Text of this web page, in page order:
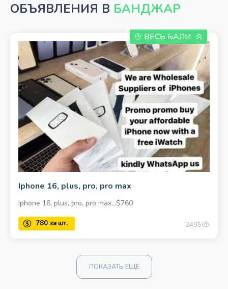
ОБЪЯВЛЕНИЯ В БАНДЖАР
ВЕСЬ БАЛИ
Iphone 16, plus, pro, pro max
Iphone 16, plus, pro, pro max…$760
2495
ПОКАЗАТЬ ЕЩЕ